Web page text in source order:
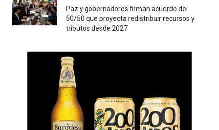
Paz y gobernadores firman acuerdo del
50/50 que proyecta redistribuir recursos y
tributos desde 2027